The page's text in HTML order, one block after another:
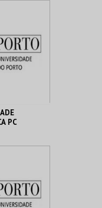
INFO
PC
INFO